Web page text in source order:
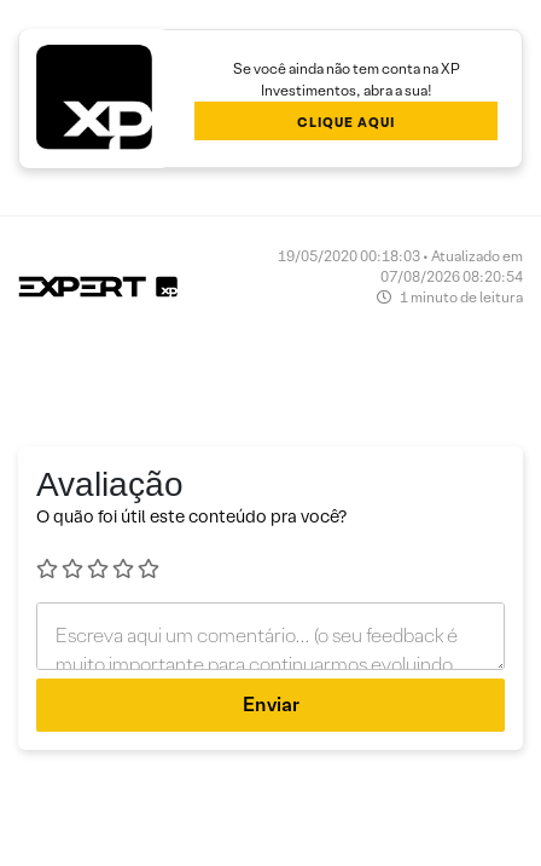
Se você ainda não tem conta na XP
Investimentos, abra a sua!
CLIQUE AQUI
19/05/2020 00:18:03 • Atualizado em
07/08/2026 08:20:54
1 minuto de leitura
Avaliação
O quão foi útil este conteúdo pra você?
Enviar